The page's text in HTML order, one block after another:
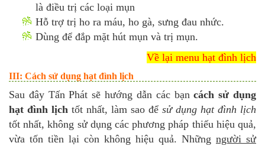
là điều trị các loại mụn
Hỗ trợ trị ho ra máu, ho gà, sưng đau nhức.
Dùng để đắp mặt hút mụn và trị mụn.
Về lại menu hạt đình lịch
III: Cách sử dụng hạt đình lịch
Sau đây Tấn Phát sẽ hướng dẫn các bạncách sử dụng
hạt đình lịch tốt nhất, làm sao để sử dụng hạt đình lịch
tốt nhất, không sử dụng các phương pháp thiếu hiệu quả,
vừa tốn tiền lại còn không hiệu quả. Những người sử